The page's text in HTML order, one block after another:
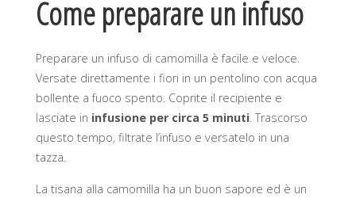
Come preparare un infuso
Preparare un infuso di camomilla è facile e veloce.
Versate direttamente i fiori in un pentolino con acqua
bollente a fuoco spento. Coprite il recipiente e
lasciate in infusione per circa 5 minuti. Trascorso
questo tempo, filtrate l’infuso e versatelo in una
tazza.
La tisana alla camomilla ha un buon sapore ed è un